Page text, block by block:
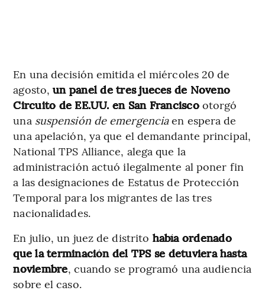
En una decisión emitida el miércoles 20 de
agosto,un panel de tres jueces de Noveno
Circuito de EE.UU. en San Franciscootorgó
una suspensión de emergenciaen espera de
una apelación, ya que el demandante principal,
National TPS Alliance, alega que la
administración actuó ilegalmente al poner fin
a las designaciones de Estatus de Protección
Temporal para los migrantes de las tres
nacionalidades.
En julio, un juez de distrito había ordenado
que la terminación del TPS se detuviera hasta
noviembre, cuando se programó una audiencia
sobre el caso.